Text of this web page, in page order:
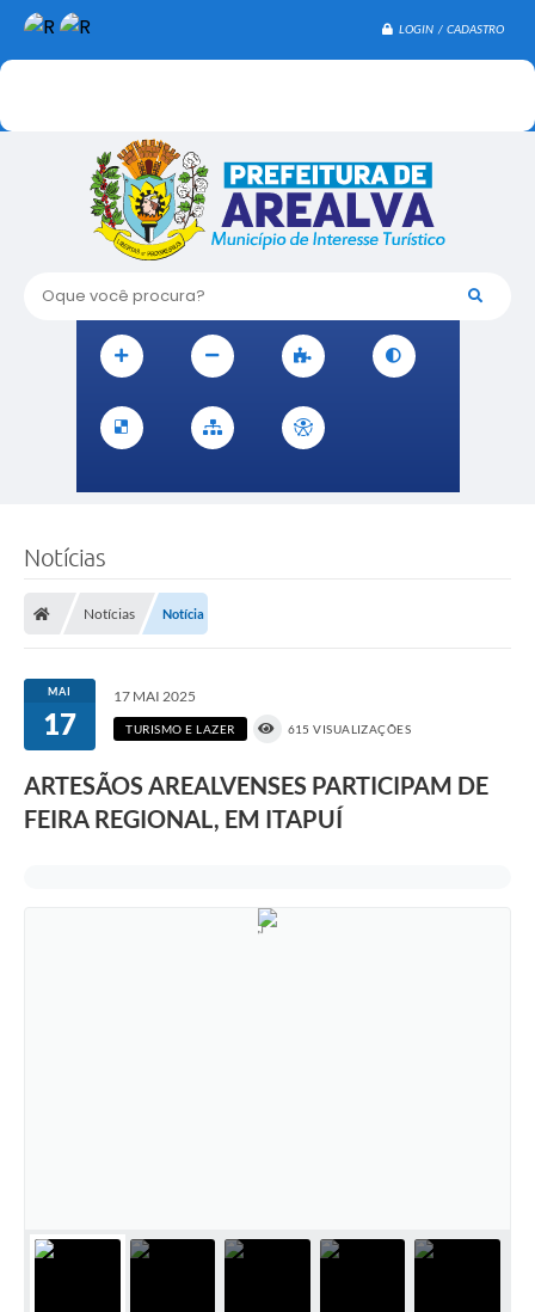
LOGIN / CADASTRO
Oque você procura?
Notícias
Notícias Notícia
MAI
17
17 MAI 2025
TURISMO E LAZER 615 VISUALIZAÇÕES
ARTESÃOS AREALVENSES PARTICIPAM DE
FEIRA REGIONAL, EM ITAPUÍ